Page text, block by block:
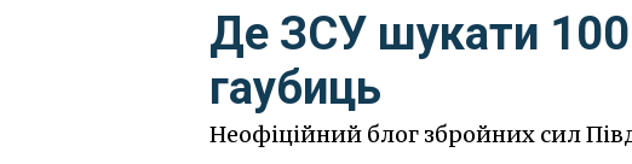
Де ЗСУ шукати
гаубиць
Неофіційний блог збройних сил